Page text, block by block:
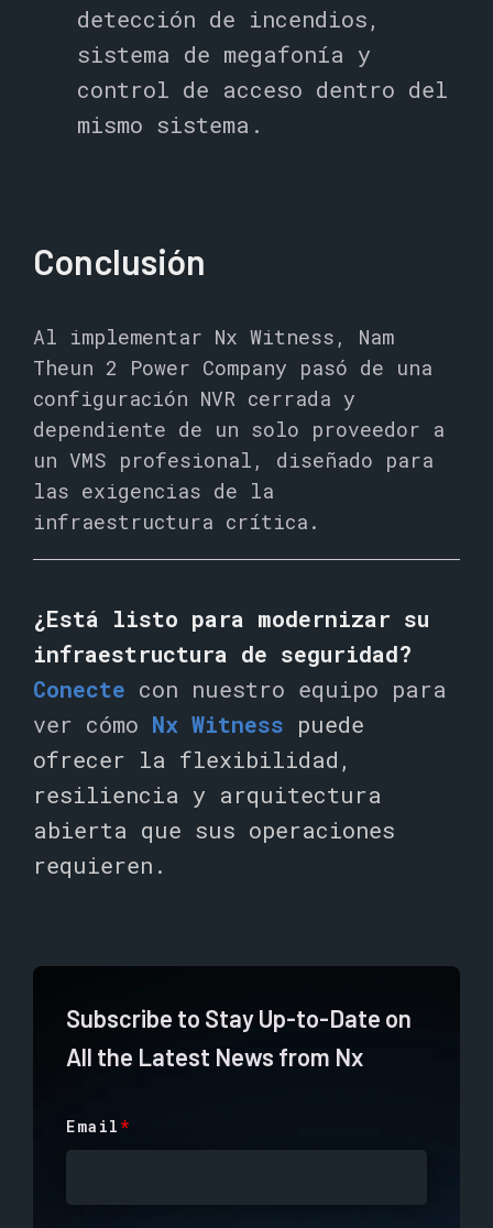
detección de incendios,
sistema de megafonía y
control de acceso dentro del
mismo sistema.
Conclusión
Al implementar Nx Witness, Nam
Theun 2 Power Company pasó de una
configuración NVR cerrada y
dependiente de un solo proveedor a
un VMS profesional, diseñado para
las exigencias de la
infraestructura crítica.
¿Está listo para modernizar su
infraestructura de seguridad?
Conecte con nuestro equipo para
ver cómo Nx Witness puede
ofrecer la flexibilidad,
resiliencia y arquitectura
abierta que sus operaciones
requieren.
Subscribe to Stay Up-to-Date on
All the Latest News from Nx
Email *